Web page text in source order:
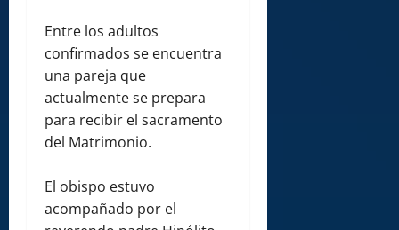
Entre los adultos
confirmados se encuentra
una pareja que
actualmente se prepara
para recibir el sacramento
del Matrimonio.
El obispo estuvo
acompañado por el